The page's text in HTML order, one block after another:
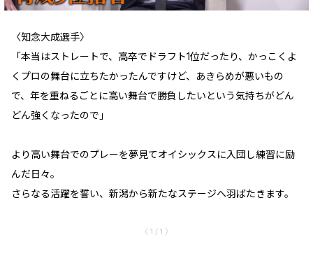
〈知念大成選手〉
「本当はストレートで、高卒でドラフト1位だったり、かっこくよ
くプロの舞台に立ちたかったんですけど、あきらめが悪いもの
で、年を重ねるごとに高い舞台で勝負したいという気持ちがどん
どん強くなったので」
より高い舞台でのプレーを夢見てオイシックスに入団し練習に励
んだ日々。
さらなる活躍を誓い、新潟から新たなステージへ羽ばたきます。
〈 1 / 1 〉